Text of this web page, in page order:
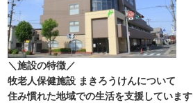
＼施設の特徴／
牧老人保健施設 まきろうけんについて
住み慣れた地域での生活を支援しています